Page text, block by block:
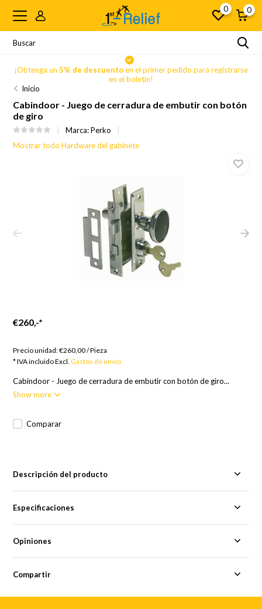
0 0
¡Obtenga un 5% de descuentoen el primer pedido para registrarse
en el boletín!
Inicio
Cabindoor - Juego de cerradura de embutir con botón
de giro
Marca:Perko
Mostrar todo Hardware del gabinete
€260,-*
Precio unidad:€260,00/Pieza
* IVA incluido Excl.Gastos de envío
Cabindoor - Juego de cerradura de embutir con botón de giro...
Show more
Comparar
Descripción del producto
Especificaciones
Opiniones
Compartir